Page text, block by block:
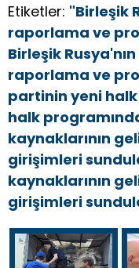
Etiketler: "Birleşik
raporlama ve
Birleşik
raporlama ve
partinin yeni
halk
kaynaklarının
girişimleri
kaynaklarının
girişimleri